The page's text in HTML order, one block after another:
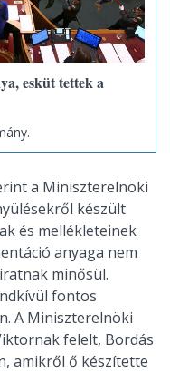
esküt tettek a
a Miniszterelnöki
készült
és mellékleteinek
anyaga nem
minősül.
fontos
A Miniszterelnöki
felelt, Bordás
amikről ő készítette